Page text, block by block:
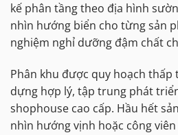
kế phân tầng theo địa hình
nhìn hướng biển cho từng sản
nghiệm nghỉ dưỡng đậm chất
Phân khu được quy hoạch thấp
dựng hợp lý, tập trung phát
shophouse cao cấp. Hầu hết
nhìn hướng vịnh hoặc công